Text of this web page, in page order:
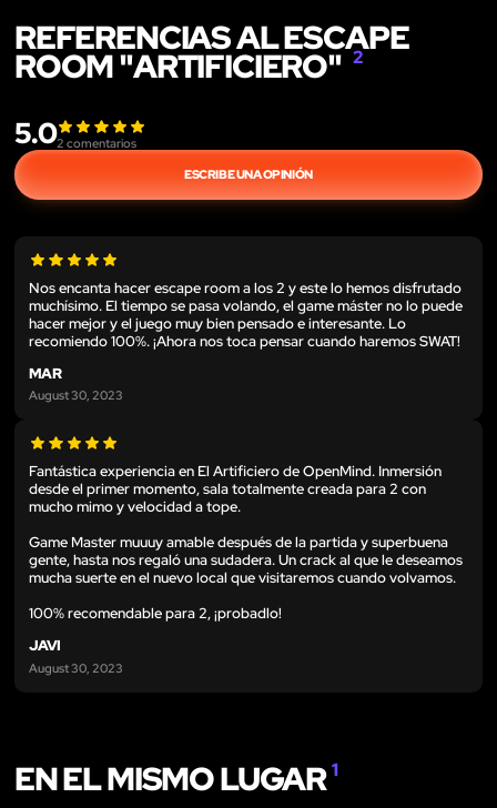
REFERENCIAS AL ESCAPE
ROOM "ARTIFICIERO" 2
5.02 comentarios
ESCRIBE UNA OPINIÓN
Nos encanta hacer escape room a los 2 y este lo hemos disfrutado
muchísimo. El tiempo se pasa volando, el game máster no lo puede
hacer mejor y el juego muy bien pensado e interesante. Lo
recomiendo 100%. ¡Ahora nos toca pensar cuando haremos SWAT!
MAR
August 30, 2023
Fantástica experiencia en El Artificiero de OpenMind. Inmersión
desde el primer momento, sala totalmente creada para 2 con
mucho mimo y velocidad a tope.
Game Master muuuy amable después de la partida y superbuena
gente, hasta nos regaló una sudadera. Un crack al que le deseamos
mucha suerte en el nuevo local que visitaremos cuando volvamos.
100% recomendable para 2, ¡probadlo!
JAVI
August 30, 2023
EN EL MISMO LUGAR1